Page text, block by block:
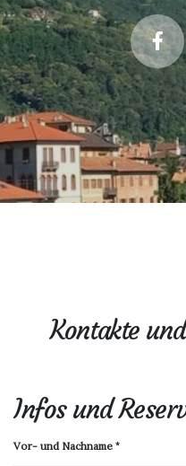
Kontakte
Infos und
Vor- und Nachname